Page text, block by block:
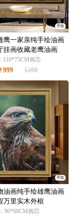
手绘
鹰一家亲纯手绘油画
挂画收藏老鹰油画
110*75CM画芯
999 1200
手绘
油画纯手绘雄鹰油画
万里实木外框
90*60CM画芯